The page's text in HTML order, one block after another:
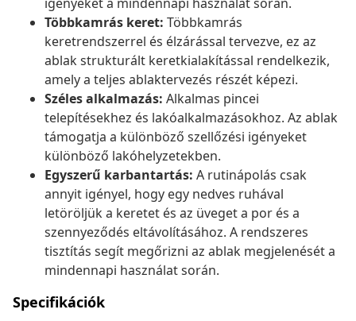
Többkamrás keret: Többkamrás
keretrendszerrel és élzárással tervezve, ez az
ablak strukturált keretkialakítással rendelkezik,
amely a teljes ablaktervezés részét képezi.
Széles alkalmazás: Alkalmas pincei
telepítésekhez és lakóalkalmazásokhoz. Az ablak
támogatja a különböző szellőzési igényeket
különböző lakóhelyzetekben.
Egyszerű karbantartás: A rutinápolás csak
annyit igényel, hogy egy nedves ruhával
letöröljük a keretet és az üveget a por és a
szennyeződés eltávolításához. A rendszeres
tisztítás segít megőrizni az ablak megjelenését a
mindennapi használat során.
Specifikációk